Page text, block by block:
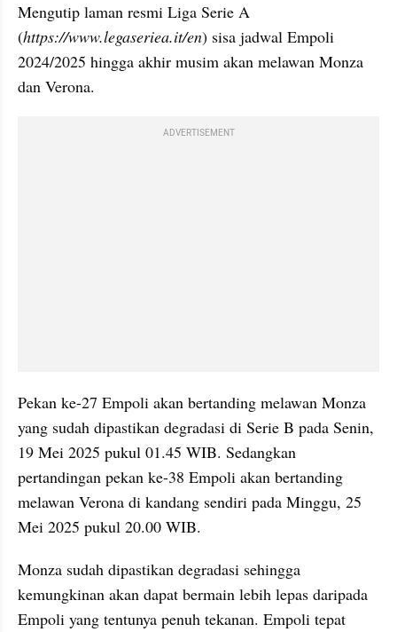
Mengutip laman resmi Liga Serie A
(https://www.legaseriea.it/en) sisa jadwal Empoli
2024/2025 hingga akhir musim akan melawan Monza
dan Verona.
ADVERTISEMENT
Pekan ke-27 Empoli akan bertanding melawan Monza
yang sudah dipastikan degradasi di Serie B pada Senin,
19 Mei 2025 pukul 01.45 WIB. Sedangkan
pertandingan pekan ke-38 Empoli akan bertanding
melawan Verona di kandang sendiri pada Minggu, 25
Mei 2025 pukul 20.00 WIB.
Monza sudah dipastikan degradasi sehingga
kemungkinan akan dapat bermain lebih lepas daripada
Empoli yang tentunya penuh tekanan. Empoli tepat